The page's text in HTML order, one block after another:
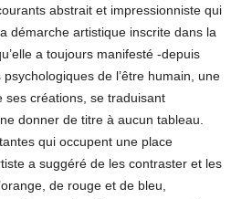
abstrait et impressionniste qui
démarche artistique inscrite dans la
a toujours manifesté -depuis
de l’être humain, une
ses créations, se traduisant
donner de titre à aucun tableau.
qui occupent une place
a suggéré de les contraster et les
de rouge et de bleu,